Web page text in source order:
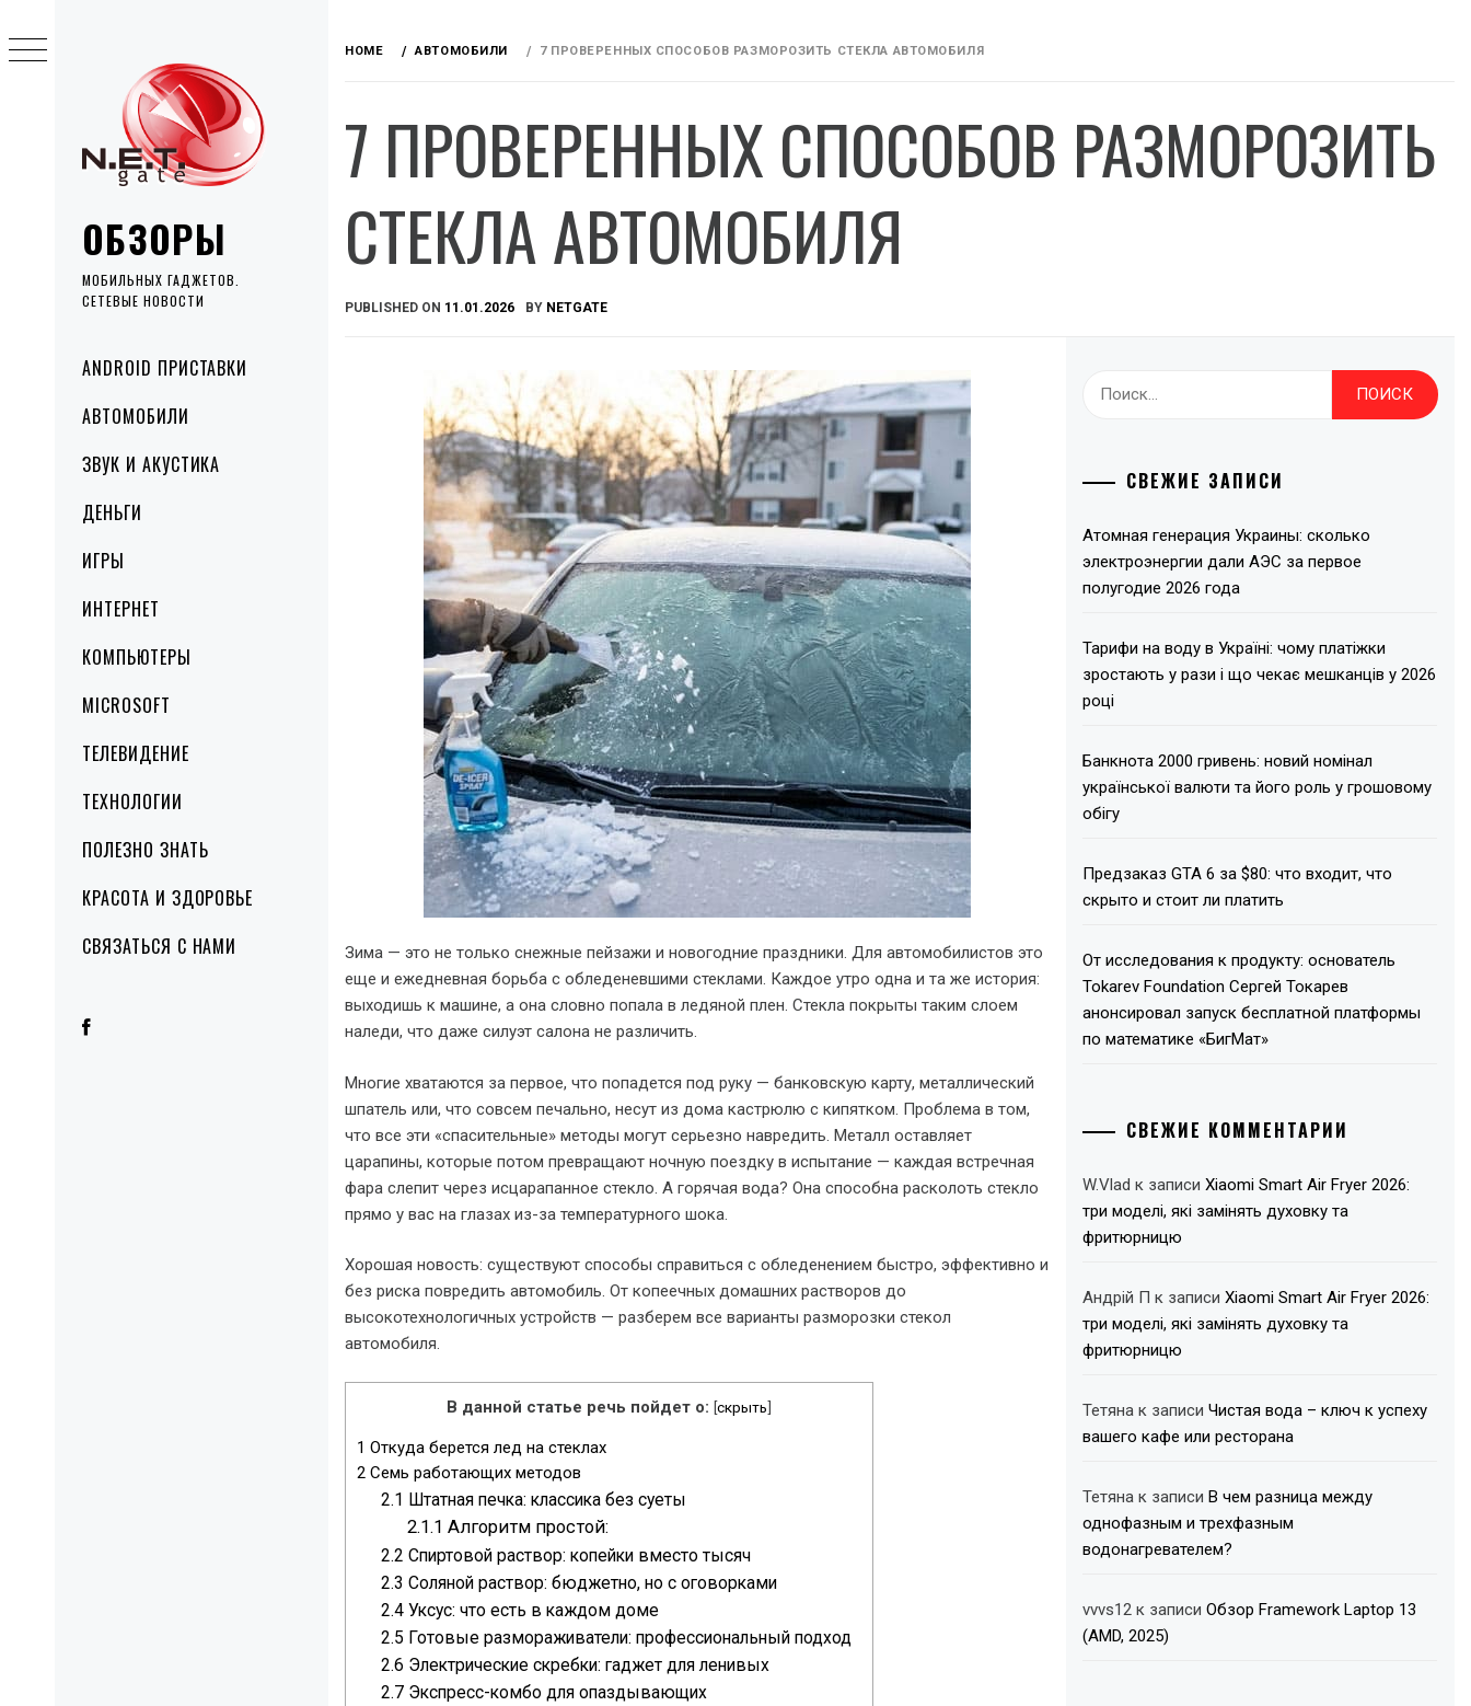
ОБЗОРЫ
МОБИЛЬНЫХ ГАДЖЕТОВ.
СЕТЕВЫЕ НОВОСТИ
Primary
Menu
ANDROID ПРИСТАВКИ
АВТОМОБИЛИ
ЗВУК И АКУСТИКА
ДЕНЬГИ
ИГРЫ
ИНТЕРНЕТ
КОМПЬЮТЕРЫ
MICROSOFT
ТЕЛЕВИДЕНИЕ
ТЕХНОЛОГИИ
ПОЛЕЗНО ЗНАТЬ
КРАСОТА И ЗДОРОВЬЕ
СВЯЗАТЬСЯ С НАМИ
to
content
HOME АВТОМОБИЛИ 7 ПРОВЕРЕННЫХ СПОСОБОВ РАЗМОРОЗИТЬ СТЕКЛА АВТОМОБИЛЯ
7 ПРОВЕРЕННЫХ СПОСОБОВ РАЗМОРОЗИТЬ
СТЕКЛА АВТОМОБИЛЯ
PUBLISHED ON 11.01.2026 BY NETGATE
Зима — это не только снежные пейзажи и новогодние праздники. Для автомобилистов это
еще и ежедневная борьба с обледеневшими стеклами. Каждое утро одна и та же история:
выходишь к машине, а она словно попала в ледяной плен. Стекла покрыты таким слоем
наледи, что даже силуэт салона не различить.
Многие хватаются за первое, что попадется под руку — банковскую карту, металлический
шпатель или, что совсем печально, несут из дома кастрюлю с кипятком. Проблема в том,
что все эти «спасительные» методы могут серьезно навредить. Металл оставляет
царапины, которые потом превращают ночную поездку в испытание — каждая встречная
фара слепит через исцарапанное стекло. А горячая вода? Она способна расколоть стекло
прямо у вас на глазах из-за температурного шока.
Хорошая новость: существуют способы справиться с обледенением быстро, эффективно и
без риска повредить автомобиль. От копеечных домашних растворов до
высокотехнологичных устройств — разберем все варианты разморозки стекол
автомобиля.
В данной статье речь пойдет о: [скрыть]
1 Откуда берется лед на стеклах
2 Семь работающих методов
2.1 Штатная печка: классика без суеты
2.1.1 Алгоритм простой:
2.2 Спиртовой раствор: копейки вместо тысяч
2.3 Соляной раствор: бюджетно, но с оговорками
2.4 Уксус: что есть в каждом доме
2.5 Готовые размораживатели: профессиональный подход
2.6 Электрические скребки: гаджет для ленивых
2.7 Экспресс-комбо для опаздывающих
Найти:
СВЕЖИЕ ЗАПИСИ
Атомная генерация Украины: сколько
электроэнергии дали АЭС за первое
полугодие 2026 года
Тарифи на воду в Україні: чому платіжки
зростають у рази і що чекає мешканців у 2026
році
Банкнота 2000 гривень: новий номінал
української валюти та його роль у грошовому
обігу
Предзаказ GTA 6 за $80: что входит, что
скрыто и стоит ли платить
От исследования к продукту: основатель
Tokarev Foundation Сергей Токарев
анонсировал запуск бесплатной платформы
по математике «БигМат»
СВЕЖИЕ КОММЕНТАРИИ
W.Vlad к записиXiaomi Smart Air Fryer 2026:
три моделі, які замінять духовку та
фритюрницю
Андрій П к записиXiaomi Smart Air Fryer 2026:
три моделі, які замінять духовку та
фритюрницю
Тетяна к записиЧистая вода – ключ к успеху
вашего кафе или ресторана
Тетяна к записиВ чем разница между
однофазным и трехфазным
водонагревателем?
vvvs12 к записиОбзор Framework Laptop 13
(AMD, 2025)